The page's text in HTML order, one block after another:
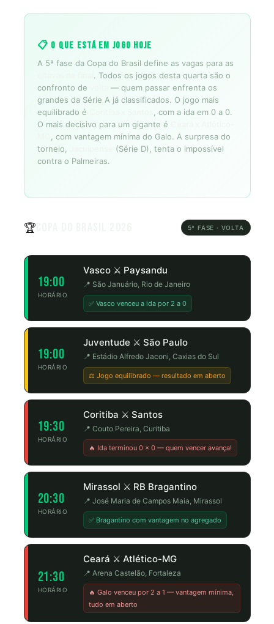
📋 O que está em jogo hoje
A 5ª fase da Copa do Brasil define as vagas para as
. Todos os jogos desta quarta são o
confronto de
— quem passar enfrenta os
grandes da Série A já classificados. O jogo mais
equilibrado é
, com a ida em 0 a 0.
O mais decisivo para um gigante é
, com vantagem mínima do Galo. A surpresa do
torneio,
(Série D), tenta o impossível
contra o Palmeiras.
🏆 5ª FASE · VOLTA
19:00
HORÁRIO
Vasco ⚔️ Paysandu
📍 São Januário, Rio de Janeiro
✅ Vasco venceu a ida por 2 a 0
19:00
HORÁRIO
Juventude ⚔️ São Paulo
📍 Estádio Alfredo Jaconi, Caxias do Sul
⚖️ Jogo equilibrado — resultado em aberto
19:30
HORÁRIO
Coritiba ⚔️ Santos
📍 Couto Pereira, Curitiba
🔥 Ida terminou 0 x 0 — quem vencer avança!
20:30
HORÁRIO
Mirassol ⚔️ RB Bragantino
📍 José Maria de Campos Maia, Mirassol
✅ Bragantino com vantagem no agregado
21:30
HORÁRIO
Ceará ⚔️ Atlético-MG
📍 Arena Castelão, Fortaleza
🔥 Galo venceu por 2 a 1 — vantagem mínima,
tudo em aberto